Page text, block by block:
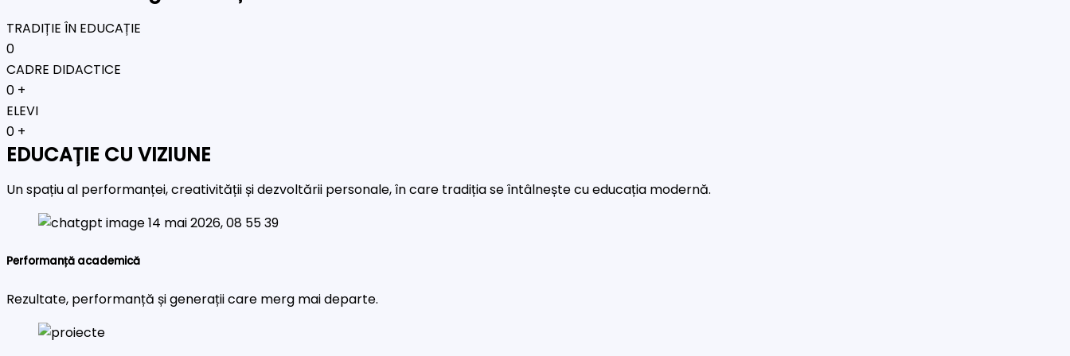
TRADIȚIE ÎN EDUCAȚIE
0
CADRE DIDACTICE
0 +
ELEVI
0 +
EDUCAȚIE CU VIZIUNE
Un spațiu al performanței, creativității și dezvoltării personale, în care tradiția se întâlnește cu educația modernă.
Performanță academică
Rezultate, performanță și generații care merg mai departe.